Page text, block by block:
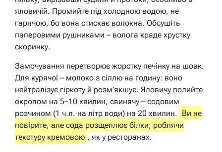
яловичій. Промийте під холодною водою, не
гарячою, бо вона стискає волокна. Обсушіть
паперовими рушниками – волога краде хрустку
скоринку.
Замочування перетворює жорстку печінку на шовк.
Для курячої – молоко з сіллю на годину: воно
нейтралізує гіркоту й розм’якшує. Яловичу полийте
окропом на 5–10 хвилин, свинячу – содовим
розчином (1 ч.л. на літр води) на 20 хвилин.
Ви не
повірите, але сода розщеплює білки, роблячи
текстуру кремовою , як у ресторанах.